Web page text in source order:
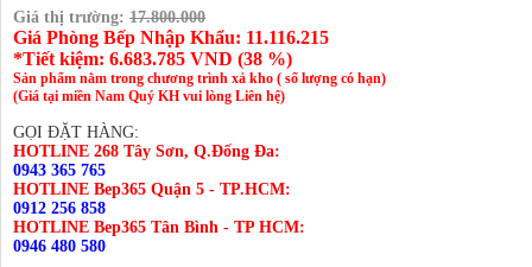
Giá thị trường: 17.800.000
Giá Phòng Bếp Nhập Khẩu: 11.116.215
*Tiết kiệm: 6.683.785 VND (38 %)
Sản phẩm nằm trong chương trình xả kho ( số lượng có hạn)
(Giá tại miền Nam Quý KH vui lòng Liên hệ)
GỌI ĐẶT HÀNG:
HOTLINE 268 Tây Sơn, Q.Đống Đa:
0943 365 765
HOTLINE Bep365 Quận 5 - TP.HCM:
0912 256 858
HOTLINE Bep365 Tân Bình - TP HCM:
0946 480 580